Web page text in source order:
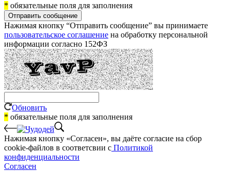
* обязательные поля для заполнения
Отправить сообщение
Нажимая кнопку “Отправить сообщение” вы принимаете
пользовательское соглашение на обработку персональной
информации согласно 152ФЗ
Обновить
* обязательные поля для заполнения
Нажимая кнопку «Согласен», вы даёте cогласие на сбор
cookie-файлов в соответсвии с Политикой
конфиденциальности
Согласен